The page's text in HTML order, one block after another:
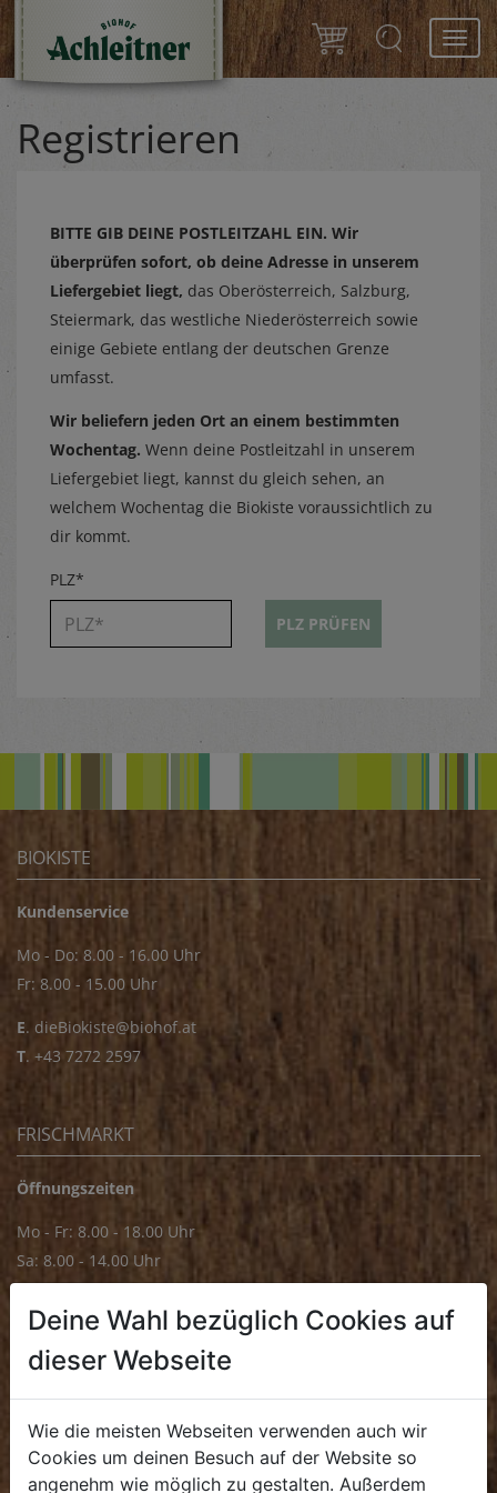
Registrieren
BITTE GIB DEINE POSTLEITZAHL EIN. Wir
überprüfen sofort, ob deine Adresse in unserem
Liefergebiet liegt, das Oberösterreich, Salzburg,
Steiermark, das westliche Niederösterreich sowie
einige Gebiete entlang der deutschen Grenze
umfasst.
Wir beliefern jeden Ort an einem bestimmten
Wochentag. Wenn deine Postleitzahl in unserem
Liefergebiet liegt, kannst du gleich sehen, an
welchem Wochentag die Biokiste voraussichtlich zu
dir kommt.
PLZ*
PLZ PRÜFEN
BIOKISTE
Kundenservice
Mo - Do: 8.00 - 16.00 Uhr
Fr: 8.00 - 15.00 Uhr
E. dieBiokiste@biohof.at
T. +43 7272 2597
FRISCHMARKT
Öffnungszeiten
Mo - Fr: 8.00 - 18.00 Uhr
Sa: 8.00 - 14.00 Uhr
Mo - Fr: 8.00 - 16.00 Uhr
. +43 7272 4859 70
Deine Wahl bezüglich Cookies auf
dieser Webseite
Wie die meisten Webseiten verwenden auch wir
Cookies um deinen Besuch auf der Website so
angenehm wie möglich zu gestalten. Außerdem